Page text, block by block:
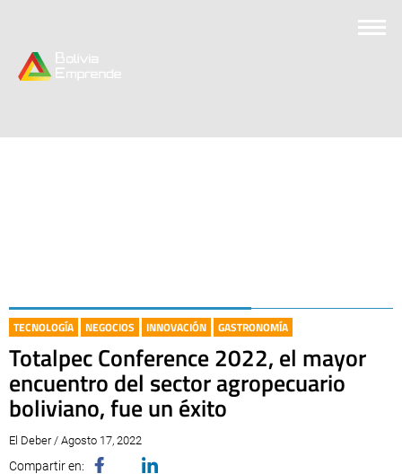
TECNOLOGÍA NEGOCIOS INNOVACIÓN GASTRONOMÍA
Totalpec Conference 2022, el mayor
encuentro del sector agropecuario
boliviano, fue un éxito
El Deber / Agosto 17, 2022
Compartir en: